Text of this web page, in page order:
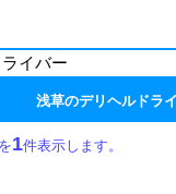
イバー
浅草のデリヘルドラ
1件表示します。